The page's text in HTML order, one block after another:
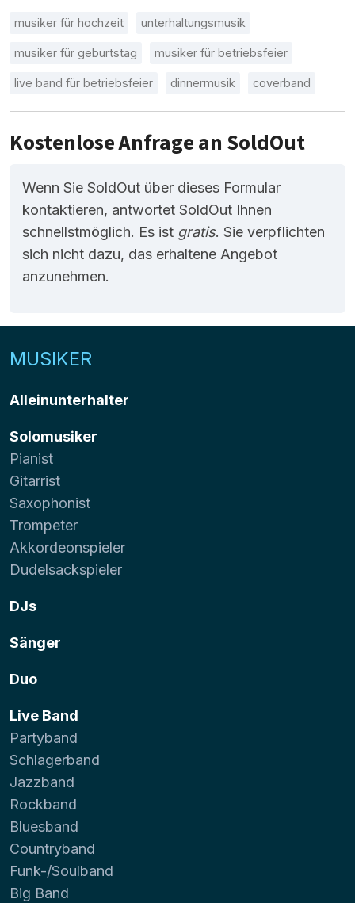
musiker für hochzeit unterhaltungsmusik
musiker für geburtstag musiker für betriebsfeier
live band für betriebsfeier dinnermusik coverband
Kostenlose Anfrage an SoldOut
Wenn Sie SoldOut über dieses Formular
kontaktieren, antwortet SoldOut Ihnen
schnellstmöglich. Es ist gratis. Sie verpflichten
sich nicht dazu, das erhaltene Angebot
anzunehmen.
MUSIKER
Alleinunterhalter
Solomusiker
Pianist
Gitarrist
Saxophonist
Trompeter
Akkordeonspieler
Dudelsackspieler
DJs
Sänger
Duo
Live Band
Partyband
Schlagerband
Jazzband
Rockband
Bluesband
Countryband
Funk-/Soulband
Big Band